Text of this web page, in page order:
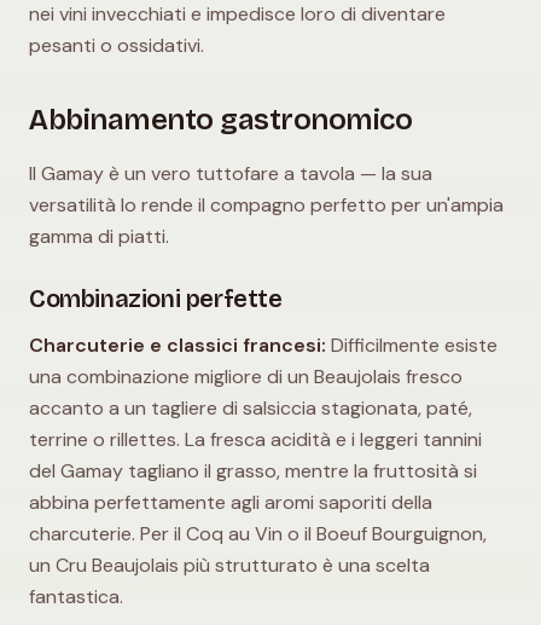
nei vini invecchiati e impedisce loro di diventare
pesanti o ossidativi.
Abbinamento gastronomico
Il Gamay è un vero tuttofare a tavola — la sua
versatilità lo rende il compagno perfetto per un'ampia
gamma di piatti.
Combinazioni perfette
Charcuterie e classici francesi: Difficilmente esiste
una combinazione migliore di un Beaujolais fresco
accanto a un tagliere di salsiccia stagionata, paté,
terrine o rillettes. La fresca acidità e i leggeri tannini
del Gamay tagliano il grasso, mentre la fruttosità si
abbina perfettamente agli aromi saporiti della
charcuterie. Per il Coq au Vin o il Boeuf Bourguignon,
un Cru Beaujolais più strutturato è una scelta
fantastica.